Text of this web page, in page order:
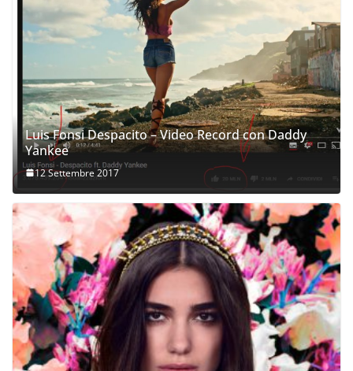
Luis Fonsi Despacito – Video Record con Daddy
Yankee
12 Settembre 2017